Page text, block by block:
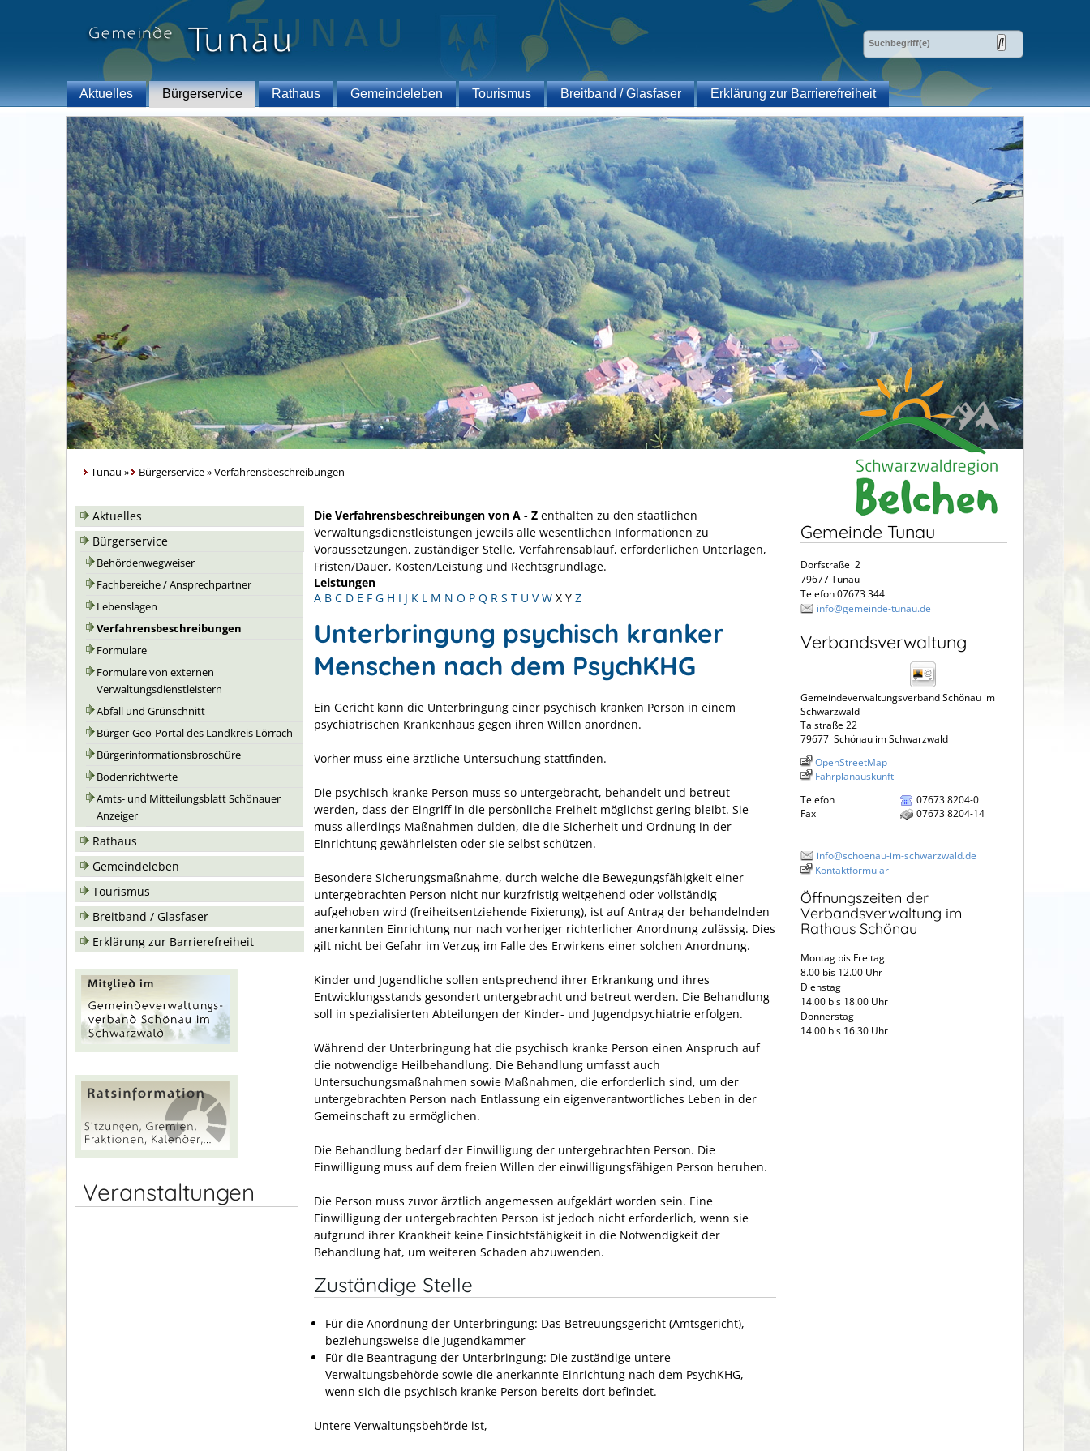
Aktuelles Bürgerservice Rathaus Gemeindeleben Tourismus Breitband / Glasfaser Erklärung zur Barrierefreiheit
Tunau » Bürgerservice»Verfahrensbeschreibungen
Aktuelles
Bürgerservice
Behördenwegweiser
Fachbereiche / Ansprechpartner
Lebenslagen
Verfahrensbeschreibungen
Formulare
Formulare von externen
Verwaltungsdienstleistern
Abfall und Grünschnitt
Bürger-Geo-Portal des Landkreis Lörrach
Bürgerinformationsbroschüre
Bodenrichtwerte
Amts- und Mitteilungsblatt Schönauer
Anzeiger
Rathaus
Gemeindeleben
Tourismus
Breitband / Glasfaser
Erklärung zur Barrierefreiheit
Veranstaltungen
Die Verfahrensbeschreibungen von A - Z enthalten zu den staatlichen
Verwaltungsdienstleistungen jeweils alle wesentlichen Informationen zu
Voraussetzungen, zuständiger Stelle, Verfahrensablauf, erforderlichen Unterlagen,
Fristen/Dauer, Kosten/Leistung und Rechtsgrundlage.
Leistungen
A B C D E F G H I J K L M N O P Q R S T U V W X Y Z
Unterbringung psychisch kranker
Menschen nach dem PsychKHG
Ein Gericht kann die Unterbringung einer psychisch kranken Person in einem
psychiatrischen Krankenhaus gegen ihren Willen anordnen.
Vorher muss eine ärztliche Untersuchung stattfinden.
Die psychisch kranke Person muss so untergebracht, behandelt und betreut
werden, dass der Eingriff in die persönliche Freiheit möglichst gering bleibt. Sie
muss allerdings Maßnahmen dulden, die die Sicherheit und Ordnung in der
Einrichtung gewährleisten oder sie selbst schützen.
Besondere Sicherungsmaßnahme, durch welche die Bewegungsfähigkeit einer
untergebrachten Person nicht nur kurzfristig weitgehend oder vollständig
aufgehoben wird (freiheitsentziehende Fixierung), ist auf Antrag der behandelnden
anerkannten Einrichtung nur nach vorheriger richterlicher Anordnung zulässig. Dies
gilt nicht bei Gefahr im Verzug im Falle des Erwirkens einer solchen Anordnung.
Kinder und Jugendliche sollen entsprechend ihrer Erkrankung und ihres
Entwicklungsstands gesondert untergebracht und betreut werden. Die Behandlung
soll in spezialisierten Abteilungen der Kinder- und Jugendpsychiatrie erfolgen.
Während der Unterbringung hat die psychisch kranke Person einen Anspruch auf
die notwendige Heilbehandlung. Die Behandlung umfasst auch
Untersuchungsmaßnahmen sowie Maßnahmen, die erforderlich sind, um der
untergebrachten Person nach Entlassung ein eigenverantwortliches Leben in der
Gemeinschaft zu ermöglichen.
Die Behandlung bedarf der Einwilligung der untergebrachten Person. Die
Einwilligung muss auf dem freien Willen der einwilligungsfähigen Person beruhen.
Die Person muss zuvor ärztlich angemessen aufgeklärt worden sein. Eine
Einwilligung der untergebrachten Person ist jedoch nicht erforderlich, wenn sie
aufgrund ihrer Krankheit keine Einsichtsfähigkeit in die Notwendigkeit der
Behandlung hat, um weiteren Schaden abzuwenden.
Zuständige Stelle
Für die Anordnung der Unterbringung: Das Betreuungsgericht (Amtsgericht),
beziehungsweise die Jugendkammer
Für die Beantragung der Unterbringung: Die zuständige untere
Verwaltungsbehörde sowie die anerkannte Einrichtung nach dem PsychKHG,
wenn sich die psychisch kranke Person bereits dort befindet.
Untere Verwaltungsbehörde ist,
Gemeinde Tunau
Dorfstraße 2
79677 Tunau
Telefon 07673 344
info@gemeinde-tunau.de
Verbandsverwaltung
Gemeindeverwaltungsverband Schönau im
Schwarzwald
Talstraße 22
79677 Schönau im Schwarzwald
OpenStreetMap
Fahrplanauskunft
Telefon
07673 8204-0
Fax
07673 8204-14
info@schoenau-im-schwarzwald.de
Kontaktformular
Öffnungszeiten der
Verbandsverwaltung im
Rathaus Schönau
Montag bis Freitag
8.00 bis 12.00 Uhr
Dienstag
14.00 bis 18.00 Uhr
Donnerstag
14.00 bis 16.30 Uhr